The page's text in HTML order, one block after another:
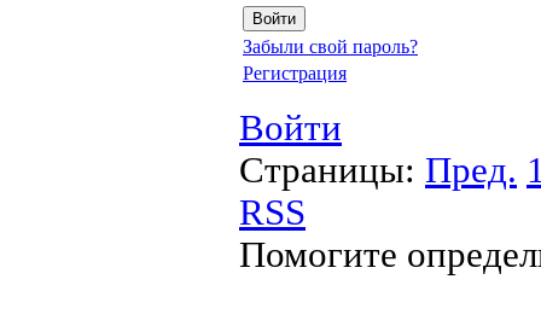
Забыли свой пароль?
Регистрация
Войти
Страницы: Пред.
RSS
Помогите